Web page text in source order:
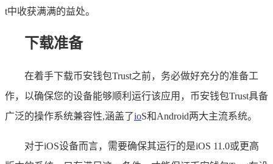
t中收获满满的益处。
下载准备
在着手下载币安钱包Trust之前，务必做好充分的准备工
作，以确保您的设备能够顺利运行该应用，币安钱包Trust具备
广泛的操作系统兼容性,涵盖了ioS和Android两大主流系统。
对于iOS设备而言，需要确保其运行的是iOS 11.0或更高